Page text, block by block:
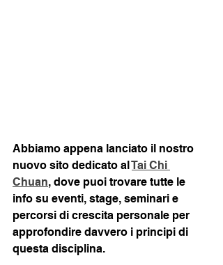
Abbiamo appena lanciato il nostro
nuovo sito dedicato al Tai Chi
Chuan, dove puoi trovare tutte le
info su eventi, stage, seminari e
percorsi di crescita personale per
approfondire davvero i principi di
questa disciplina.